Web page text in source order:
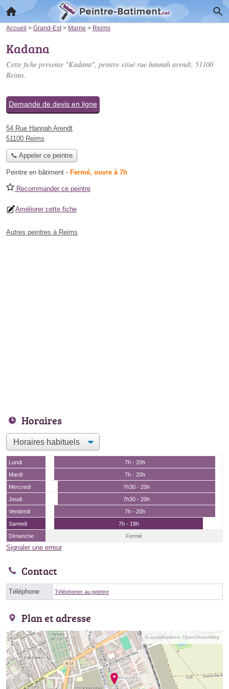
Accueil > Grand-Est > Marne > Reims
Kadana
Cette fiche présente "Kadana", peintre situé rue hannah arendt, 51100
Reims.
Demande de devis en ligne
54 Rue Hannah Arendt
51100 Reims
📞 Appeler ce peintre
Peintre en bâtiment - Fermé, ouvre à 7h
Recommander ce peintre
Améliorer cette fiche
Autres peintres à Reims
Horaires
Lundi
7h - 20h
Mardi
7h - 20h
Mercredi
7h30 - 20h
Jeudi
7h30 - 20h
Vendredi
7h - 20h
Samedi
7h - 19h
Dimanche
Fermé
Signaler une erreur
Contact
Téléphone Téléphoner au peintre
Plan et adresse
© contributeurs OpenStreetMap